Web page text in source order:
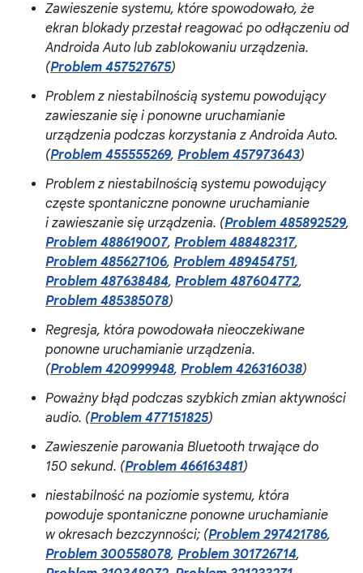
Zawieszenie systemu, które spowodowało, że
ekran blokady przestał reagować po odłączeniu od
Androida Auto lub zablokowaniu urządzenia.
(Problem 457527675)
Problem z niestabilnością systemu powodujący
zawieszanie się i ponowne uruchamianie
urządzenia podczas korzystania z Androida Auto.
(Problem 455555269, Problem 457973643)
Problem z niestabilnością systemu powodujący
częste spontaniczne ponowne uruchamianie
i zawieszanie się urządzenia. (Problem 485892529,
Problem 488619007, Problem 488482317,
Problem 485627106, Problem 489454751,
Problem 487638484, Problem 487604772,
Problem 485385078)
Regresja, która powodowała nieoczekiwane
ponowne uruchamianie urządzenia.
(Problem 420999948, Problem 426316038)
Poważny błąd podczas szybkich zmian aktywności
audio. (Problem 477151825)
Zawieszenie parowania Bluetooth trwające do
150 sekund. (Problem 466163481)
niestabilność na poziomie systemu, która
powoduje spontaniczne ponowne uruchamianie
w okresach bezczynności; (Problem 297421786,
Problem 300558078, Problem 301726714,